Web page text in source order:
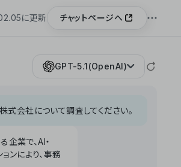
に更新 チャットページへ
GPT-5.1(OpenAI)
式会社について調査してください。
業で、AI・
ンにより、事務